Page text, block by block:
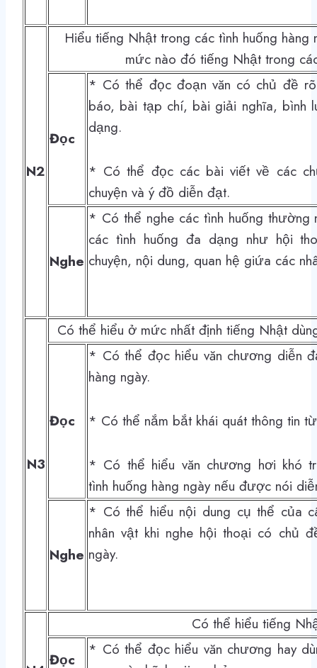
N2
Hiểu tiếng Nhật trong các tình huống
mức nào đó tiếng Nhật trong
Đọc
* Có thể đọc đoạn văn có chủ đề
báo, bài tạp chí, bài giải nghĩa, bình
dạng.
* Có thể đọc các bài viết về các
chuyện và ý đồ diễn đạt.
Nghe
* Có thể nghe các tình huống
các tình huống đa dạng như hội
chuyện, nội dung, quan hệ giứa các
N3
Có thể hiểu ở mức nhất định tiếng Nhật
Đọc
* Có thể đọc hiểu văn chương diễn
hàng ngày.
* Có thể nắm bắt khái quát thông tin
* Có thể hiểu văn chương hơi khó
tình huống hàng ngày nếu được nói
Nghe
* Có thể hiểu nội dung cụ thể của
nhân vật khi nghe hội thoại có chủ
ngày.
Có thể hiểu tiếng
Đọc
* Có thể đọc hiểu văn chương hay